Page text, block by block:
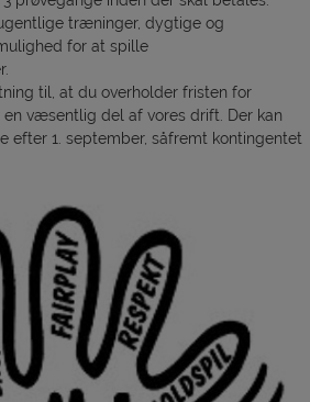
træninger, dygtige og
for at spille
til, at du overholder fristen for
væsentlig del af vores drift. Der kan
efter 1. september, såfremt kontingentet